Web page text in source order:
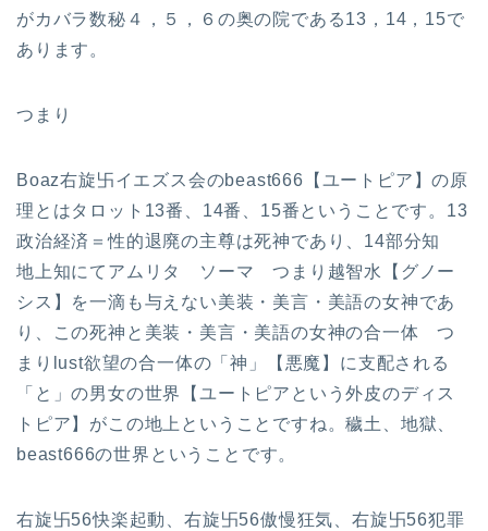
がカバラ数秘４，５，６の奥の院である13，14，15で
あります。
つまり
Boaz右旋卐イエズス会のbeast666【ユートピア】の原
理とはタロット13番、14番、15番ということです。13
政治経済＝性的退廃の主尊は死神であり、14部分知
地上知にてアムリタ ソーマ つまり越智水【グノー
シス】を一滴も与えない美装・美言・美語の女神であ
り、この死神と美装・美言・美語の女神の合一体 つ
まりlust欲望の合一体の「神」【悪魔】に支配される
「と」の男女の世界【ユートピアという外皮のディス
トピア】がこの地上ということですね。穢土、地獄、
beast666の世界ということです。
右旋卐56快楽起動、右旋卐56傲慢狂気、右旋卐56犯罪